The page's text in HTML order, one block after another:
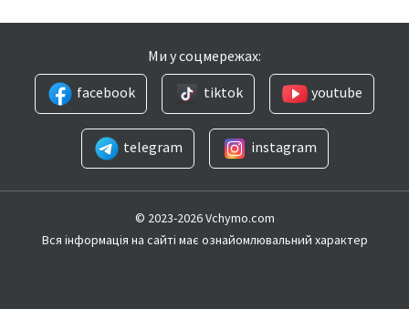
Ми у соцмережах:
facebook
tiktok youtube
telegram instagram
© 2023-2026 Vchymo.com
Вся інформація на сайті має ознайомлювальний характер